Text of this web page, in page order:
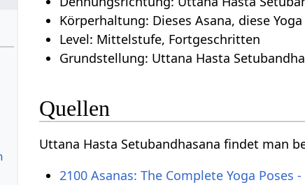
Körperhaltung: Dieses Asana, diese
Level: Mittelstufe, Fortgeschritten
Grundstellung: Uttana Hasta
Quellen
Uttana Hasta Setubandhasana findet man
2100 Asanas: The Complete Yoga Poses